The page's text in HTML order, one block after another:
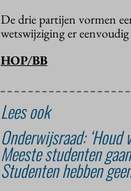
De drie partijen vormen
wetswijziging er
HOP/BB
Lees ook
Onderwijsraad: ‘Houd
Meeste studenten
Studenten hebben